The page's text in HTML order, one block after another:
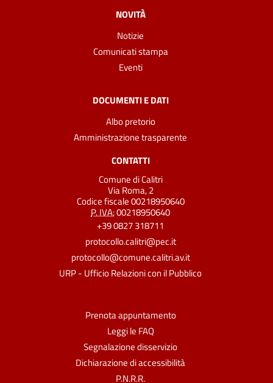
NOVITÀ
Notizie
Comunicati stampa
Eventi
DOCUMENTI E DATI
Albo pretorio
Amministrazione trasparente
CONTATTI
Comune di Calitri
Via Roma, 2
Codice fiscale 00218950640
P. IVA:00218950640
+39 0827 318711
protocollo.calitri@pec.it
protocollo@comune.calitri.av.it
URP - Ufficio Relazioni con il Pubblico
Prenota appuntamento
Leggi le FAQ
Segnalazione disservizio
Dichiarazione di accessibilità
P.N.R.R.